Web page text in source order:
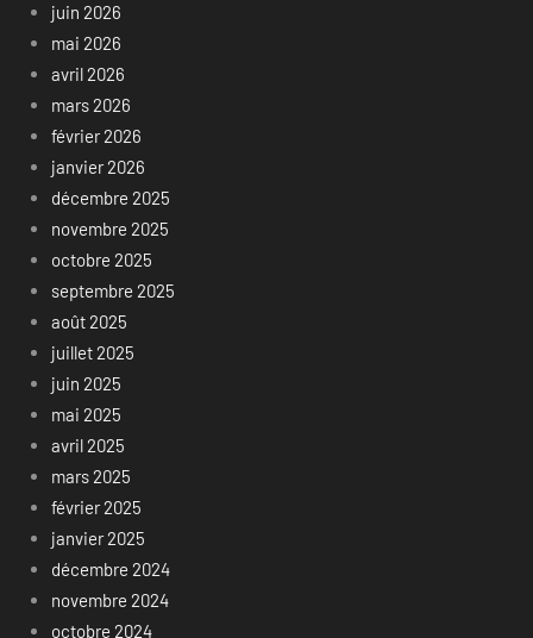
juin 2026
mai 2026
avril 2026
mars 2026
février 2026
janvier 2026
décembre 2025
novembre 2025
octobre 2025
septembre 2025
août 2025
juillet 2025
juin 2025
mai 2025
avril 2025
mars 2025
février 2025
janvier 2025
décembre 2024
novembre 2024
octobre 2024